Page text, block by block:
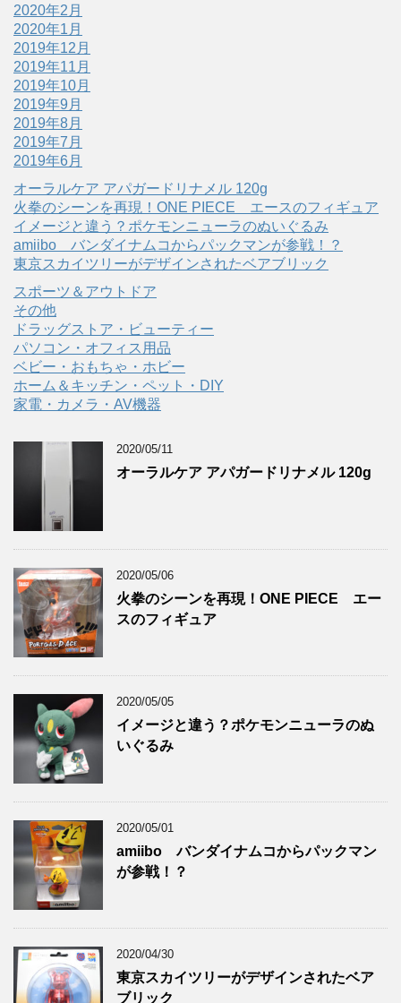
2020年2月
2020年1月
2019年12月
2019年11月
2019年10月
2019年9月
2019年8月
2019年7月
2019年6月
オーラルケア アパガードリナメル 120g
火拳のシーンを再現！ONE PIECE エースのフィギュア
イメージと違う？ポケモンニューラのぬいぐるみ
amiibo バンダイナムコからパックマンが参戦！？
東京スカイツリーがデザインされたベアブリック
スポーツ＆アウトドア
その他
ドラッグストア・ビューティー
パソコン・オフィス用品
ベビー・おもちゃ・ホビー
ホーム＆キッチン・ペット・DIY
家電・カメラ・AV機器
2020/05/11
オーラルケア アパガードリナメル 120g
2020/05/06
火拳のシーンを再現！ONE PIECE エー
スのフィギュア
2020/05/05
イメージと違う？ポケモンニューラのぬ
いぐるみ
2020/05/01
amiibo バンダイナムコからパックマン
が参戦！？
2020/04/30
東京スカイツリーがデザインされたベア
ブリック